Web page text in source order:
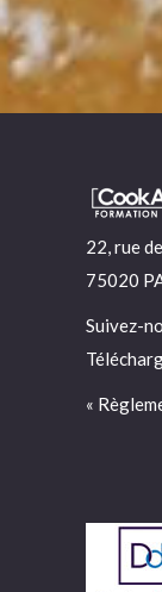
22, rue
75020
Suivez-
«